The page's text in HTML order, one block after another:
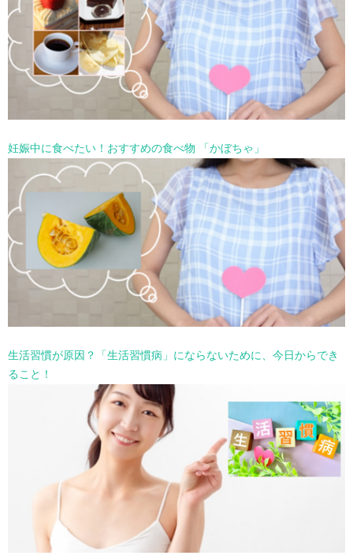
妊娠中に食べたい！おすすめの食べ物 「かぼちゃ」
生活習慣が原因？「生活習慣病」にならないために、今日からでき
ること！